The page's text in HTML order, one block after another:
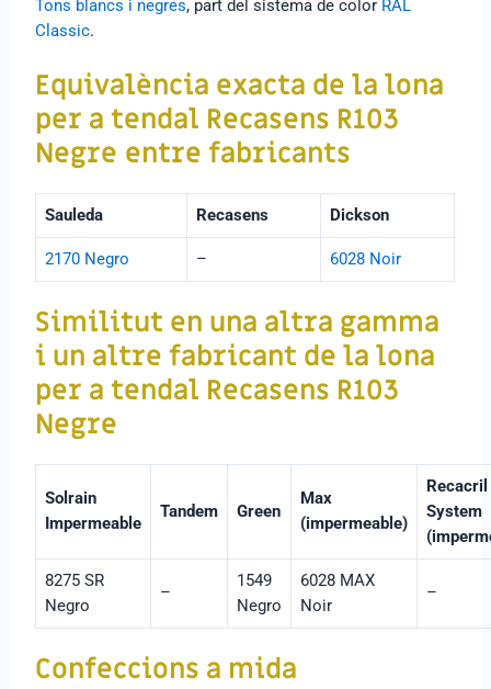
Tons blancs i negres, part del sistema de color RAL
Classic.
Equivalència exacta de la lona
per a tendal Recasens R103
Negre entre fabricants
Sauleda Recasens Dickson
2170 Negro – 6028 Noir
Similitut en una altra gamma
i un altre fabricant de la lona
per a tendal Recasens R103
Negre
Solrain
Impermeable
Tandem Green
Max
(impermeable)
Recacril
System
8275 SR
Negro
–
1549
Negro
6028 MAX
Noir
–
Confeccions a mida